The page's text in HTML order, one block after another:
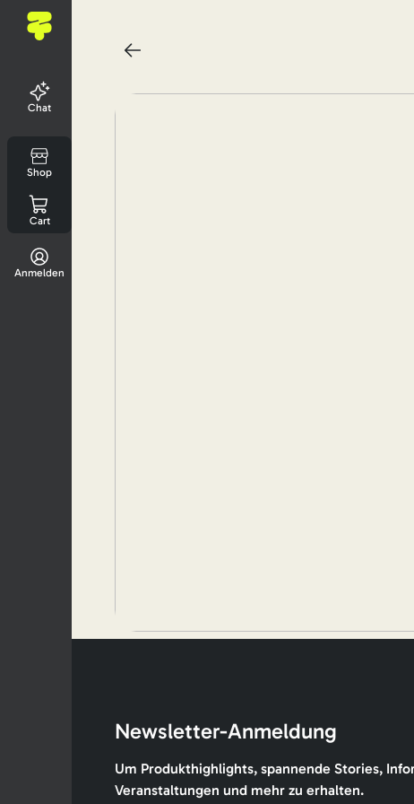
Chat
Shop
Cart
Anmelden
Newsletter-Anmeldung
Um Produkthighlights, spannende Stories,
Veranstaltungen und mehr zu erhalten.